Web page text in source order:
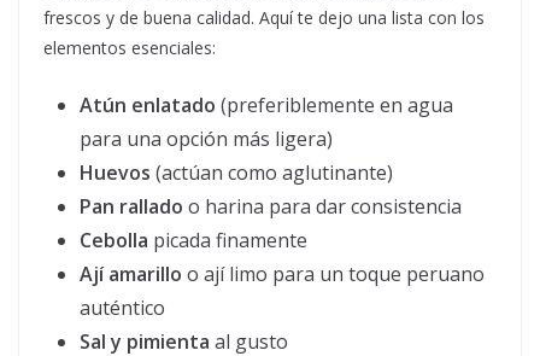
frescos y de buena calidad. Aquí te dejo una lista con los
elementos esenciales:
Atún enlatado (preferiblemente en agua
para una opción más ligera)
Huevos (actúan como aglutinante)
Pan rallado o harina para dar consistencia
Cebolla picada finamente
Ají amarillo o ají limo para un toque peruano
auténtico
Sal y pimienta al gusto